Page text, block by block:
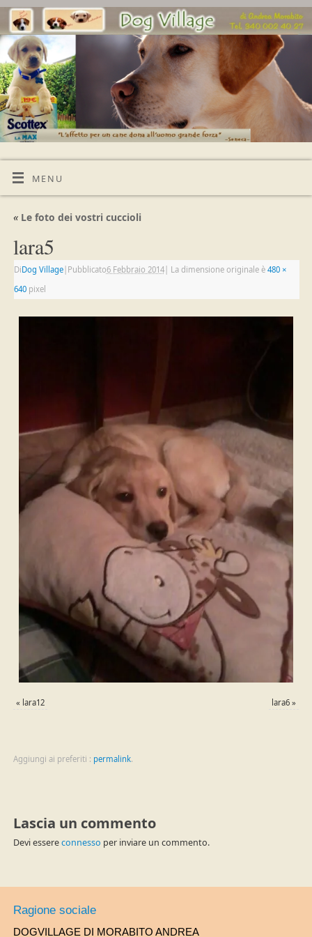
MENU
«Le foto dei vostri cuccioli
lara5
DiDog Village| Pubblicato6 Febbraio 2014| La dimensione originale è 480 ×
640pixel
« lara12 lara6 »
Aggiungi ai preferiti : permalink.
Lascia un commento
Devi essereconnesso per inviare un commento.
Ragione sociale
DOGVILLAGE DI MORABITO ANDREA